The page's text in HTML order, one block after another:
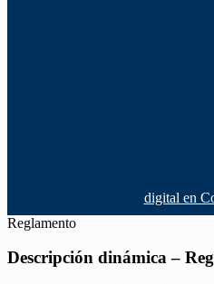
digital en
Reglamento
Descripción dinámica –